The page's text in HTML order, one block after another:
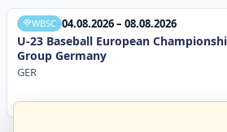
WBSC 04.08.2026 – 08.08.2026
U-23 Baseball European
Group Germany
GER